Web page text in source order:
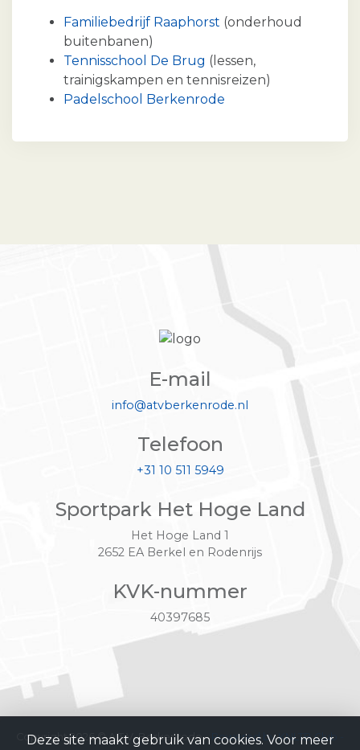
Familiebedrijf Raaphorst (onderhoud
buitenbanen)
Tennisschool De Brug (lessen,
trainigskampen en tennisreizen)
Padelschool Berkenrode
E-mail
info@atvberkenrode.nl
Telefoon
+31 10 511 5949
Sportpark Het Hoge Land
Het Hoge Land 1
2652 EA Berkel en Rodenrijs
KVK-nummer
40397685
Copyright 2026 © A.T.V. Berkenrode - Powered by KNLTB.Club -
Deze site maakt gebruik van cookies. Voor meer